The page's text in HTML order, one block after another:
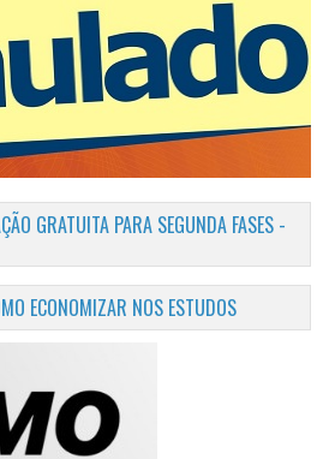
GRATUITA PARA SEGUNDA FASES -
ECONOMIZAR NOS ESTUDOS